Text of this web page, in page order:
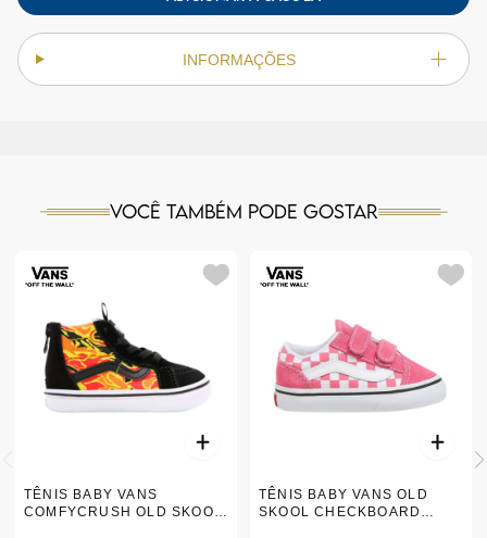
INFORMAÇÕES
Você também pode gostar
TÊNIS BABY VANS
COMFYCRUSH OLD SKOOL
TÊNIS BABY VANS OLD
SKOOL CHECKBOARD